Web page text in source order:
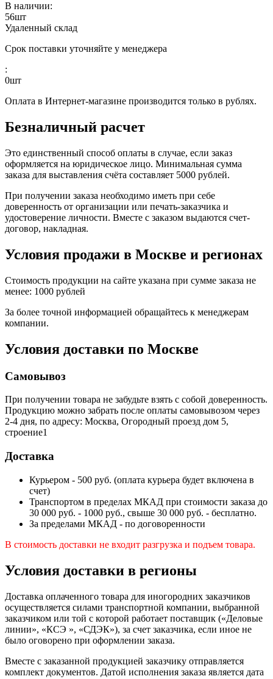
В наличии:
56шт
Удаленный склад
Срок поставки уточняйте у менеджера
:
0шт
Оплата в Интернет-магазине производится только в рублях.
Безналичный расчет
Это единственный способ оплаты в случае, если заказ
оформляется на юридическое лицо. Минимальная сумма
заказа для выставления счёта составляет 5000 рублей.
При получении заказа необходимо иметь при себе
доверенность от организации или печать-заказчика и
удостоверение личности. Вместе с заказом выдаются счет-
договор, накладная.
Условия продажи в Москве и регионах
Стоимость продукции на сайте указана при сумме заказа не
менее: 1000 рублей
За более точной информацией обращайтесь к менеджерам
компании.
Условия доставки по Москве
Самовывоз
При получении товара не забудьте взять с собой доверенность.
Продукцию можно забрать после оплаты самовывозом через
2-4 дня, по адресу: Москва, Огородный проезд дом 5,
строение1
Доставка
Курьером - 500 руб. (оплата курьера будет включена в
счет)
Транспортом в пределах МКАД при стоимости заказа до
30 000 руб. - 1000 руб., свыше 30 000 руб. - бесплатно.
За пределами МКАД - по договоренности
В стоимость доставки не входит разгрузка и подъем товара.
Условия доставки в регионы
Доставка оплаченного товара для иногородних заказчиков
осуществляется силами транспортной компании, выбранной
заказчиком или той с которой работает поставщик («Деловые
линии», «КСЭ », «СДЭК»), за счет заказчика, если иное не
было оговорено при оформлении заказа.
Вместе с заказанной продукцией заказчику отправляется
комплект документов. Датой исполнения заказа является дата